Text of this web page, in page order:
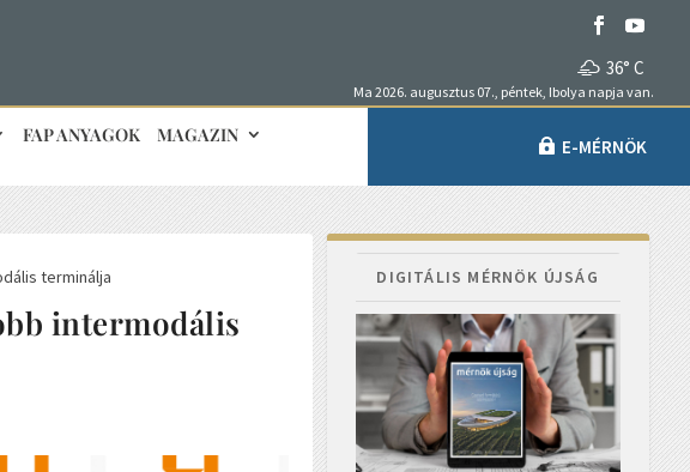
36° C
Ma 2026. augusztus 07., péntek, Ibolya napja van.
FAP ANYAGOK
MAGAZIN
E-MÉRNÖK
terminálja
intermodális
DIGITÁLIS MÉRNÖK ÚJSÁG